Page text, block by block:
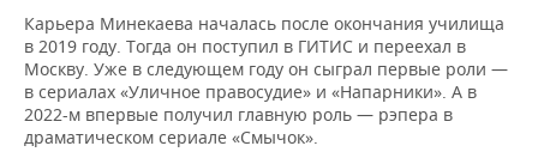
ТОРГОВЫЕ ЦЕНТРЫ
ТАТАРСТАНА
ИНВЕСТИЦИИ
МАШИНОСТРОЕНИЕ
НЕФТЕХИМИЯ
НЕФТЬ
НОВОСТИ БИЗНЕСА
РОЗНИЧНАЯ ТОРГОВЛЯ
ТЕХНОЛОГИИ
НОВОСТИ ТЕХНОЛОГИЙ
МЕРОПРИЯТИЯ
Карьера Минекаева началась после окончания училища
в 2019 году. Тогда он поступил в ГИТИС и переехал в
Москву. Уже в следующем году он сыграл первые роли —
в сериалах «Уличное правосудие» и «Напарники». А в
2022-м впервые получил главную роль — рэпера в
драматическом сериале «Смычок».